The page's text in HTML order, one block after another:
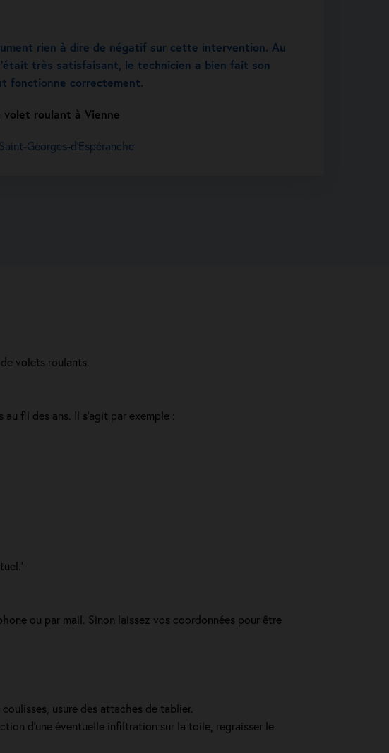
volets roulants.
fil des ans. Il s'agit par exemple :
ou par mail. Sinon laissez vos coordonnées pour être
usure des attaches de tablier.
d'une éventuelle infiltration sur la toile, regraisser le
rien à dire de négatif sur cette intervention. Au
très satisfaisant, le technicien a bien fait son
fonctionne correctement.
volet roulant à Vienne
Georges-d'Espéranche